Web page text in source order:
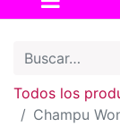
Todos los
Champu